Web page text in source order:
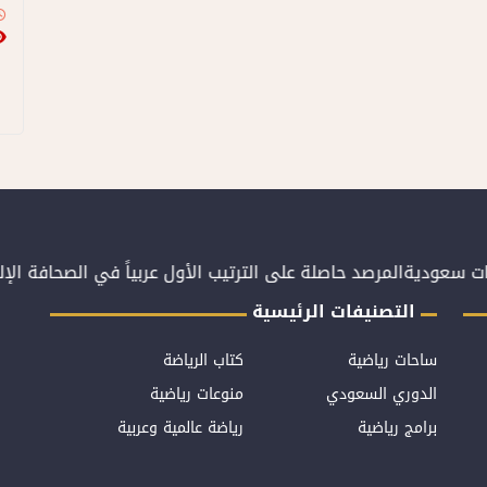
سعوديةالمرصد حاصلة على الترتيب الأول عربياً في الصحافة
التصنيفات الرئيسية
ساحات رياضية
كتاب الرياضة
الدوري السعودي
منوعات رياضية
برامج رياضية
رياضة عالمية وعربية